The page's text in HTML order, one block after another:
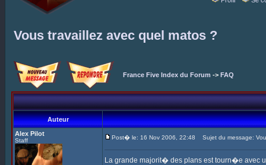
Vous travaillez avec quel matos ?
France Five Index du Forum -> FAQ
Auteur
Alex Pilot
Staff Post� le: 16 Nov 2006, 22:48 Sujet du message:
La grande majorit� des plans est tourn�e avec